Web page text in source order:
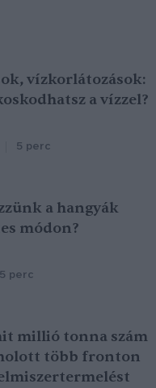
vízkorlátozások:
a vízzel?
5 perc
a hangyák
módon?
5 perc
millió tonna szám
több fronton